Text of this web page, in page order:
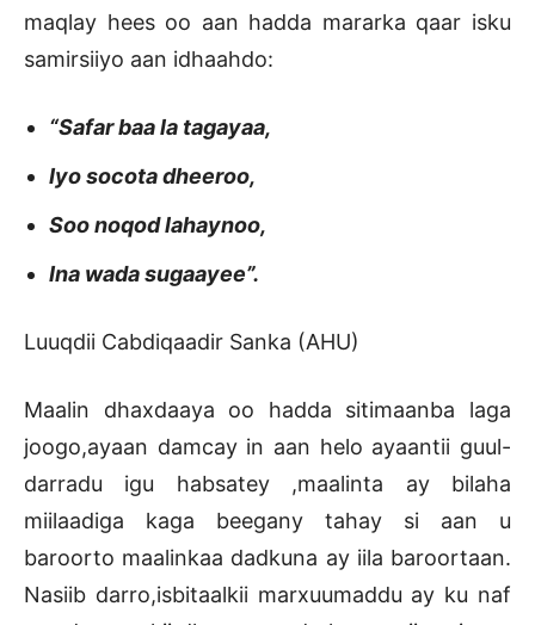
maqlay hees oo aan hadda mararka qaar isku
samirsiiyo aan idhaahdo:
“Safar baa la tagayaa,
Iyo socota dheeroo,
Soo noqod lahaynoo,
Ina wada sugaayee”.
Luuqdii Cabdiqaadir Sanka (AHU)
Maalin dhaxdaaya oo hadda sitimaanba laga
joogo,ayaan damcay in aan helo ayaantii guul-
darradu igu habsatey ,maalinta ay bilaha
miilaadiga kaga beegany tahay si aan u
baroorto maalinkaa dadkuna ay iila baroortaan.
Nasiib darro,isbitaalkii marxuumaddu ay ku naf